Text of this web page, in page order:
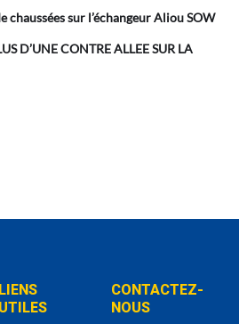
chaussées sur l’échangeur Aliou SOW
D’UNE CONTRE ALLEE SUR LA
LIENS
UTILES
CONTACTEZ-
NOUS